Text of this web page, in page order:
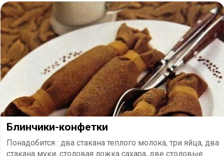
Блинчики-конфетки
Понадобится : два стакана теплого молока, три яйца, два
стакана муки, столовая ложка сахара, две столовые